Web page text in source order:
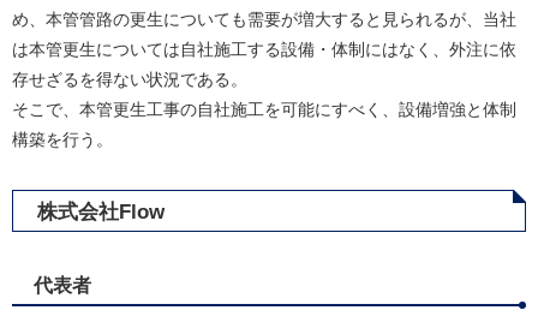
め、本管管路の更生についても需要が増大すると見られるが、当社
は本管更生については自社施工する設備・体制にはなく、外注に依
存せざるを得ない状況である。
そこで、本管更生工事の自社施工を可能にすべく、設備増強と体制
構築を行う。​
株式会社Flow
代表者